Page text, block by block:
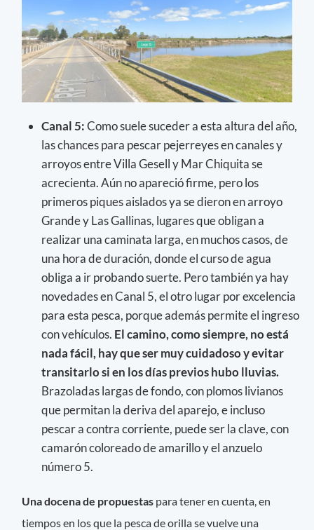
Canal 5:Como suele suceder a esta altura del año,
las chances para pescar pejerreyes en canales y
arroyos entre Villa Gesell y Mar Chiquita se
acrecienta. Aún no apareció firme, pero los
primeros piques aislados ya se dieron en arroyo
Grande y Las Gallinas, lugares que obligan a
realizar una caminata larga, en muchos casos, de
una hora de duración, donde el curso de agua
obliga a ir probando suerte. Pero también ya hay
novedades en Canal 5, el otro lugar por excelencia
para esta pesca, porque además permite el ingreso
con vehículos. El camino, como siempre, no está
nada fácil, hay que ser muy cuidadoso y evitar
transitarlo si en los días previos hubo lluvias.
Brazoladas largas de fondo, con plomos livianos
que permitan la deriva del aparejo, e incluso
pescar a contra corriente, puede ser la clave, con
camarón coloreado de amarillo y el anzuelo
número 5.
Una docena de propuestas para tener en cuenta, en
tiempos en los que la pesca de orilla se vuelve una